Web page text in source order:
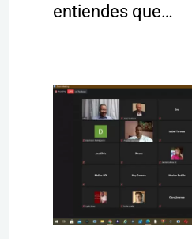
entiendes que…